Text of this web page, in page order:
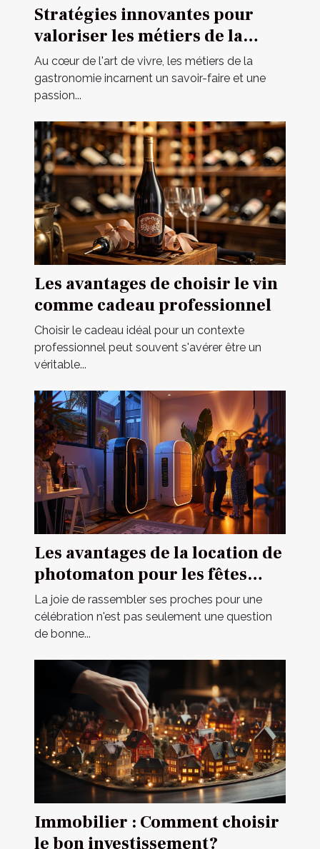
Stratégies innovantes pour
valoriser les métiers de la
gastronomie
Au cœur de l'art de vivre, les métiers de la
gastronomie incarnent un savoir-faire et une
passion...
Les avantages de choisir le vin
comme cadeau professionnel
Choisir le cadeau idéal pour un contexte
professionnel peut souvent s'avérer être un
véritable...
Les avantages de la location de
photomaton pour les fêtes
privées
La joie de rassembler ses proches pour une
célébration n'est pas seulement une question
de bonne...
Immobilier : Comment choisir
le bon investissement?